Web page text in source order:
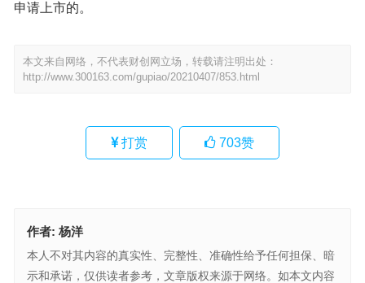
申请上市的。
本文来自网络，不代表财创网立场，转载请注明出处：
http://www.300163.com/gupiao/20210407/853.html
打赏 703赞
作者: 杨洋
本人不对其内容的真实性、完整性、准确性给予任何担保、暗
示和承诺，仅供读者参考，文章版权来源于网络。如本文内容